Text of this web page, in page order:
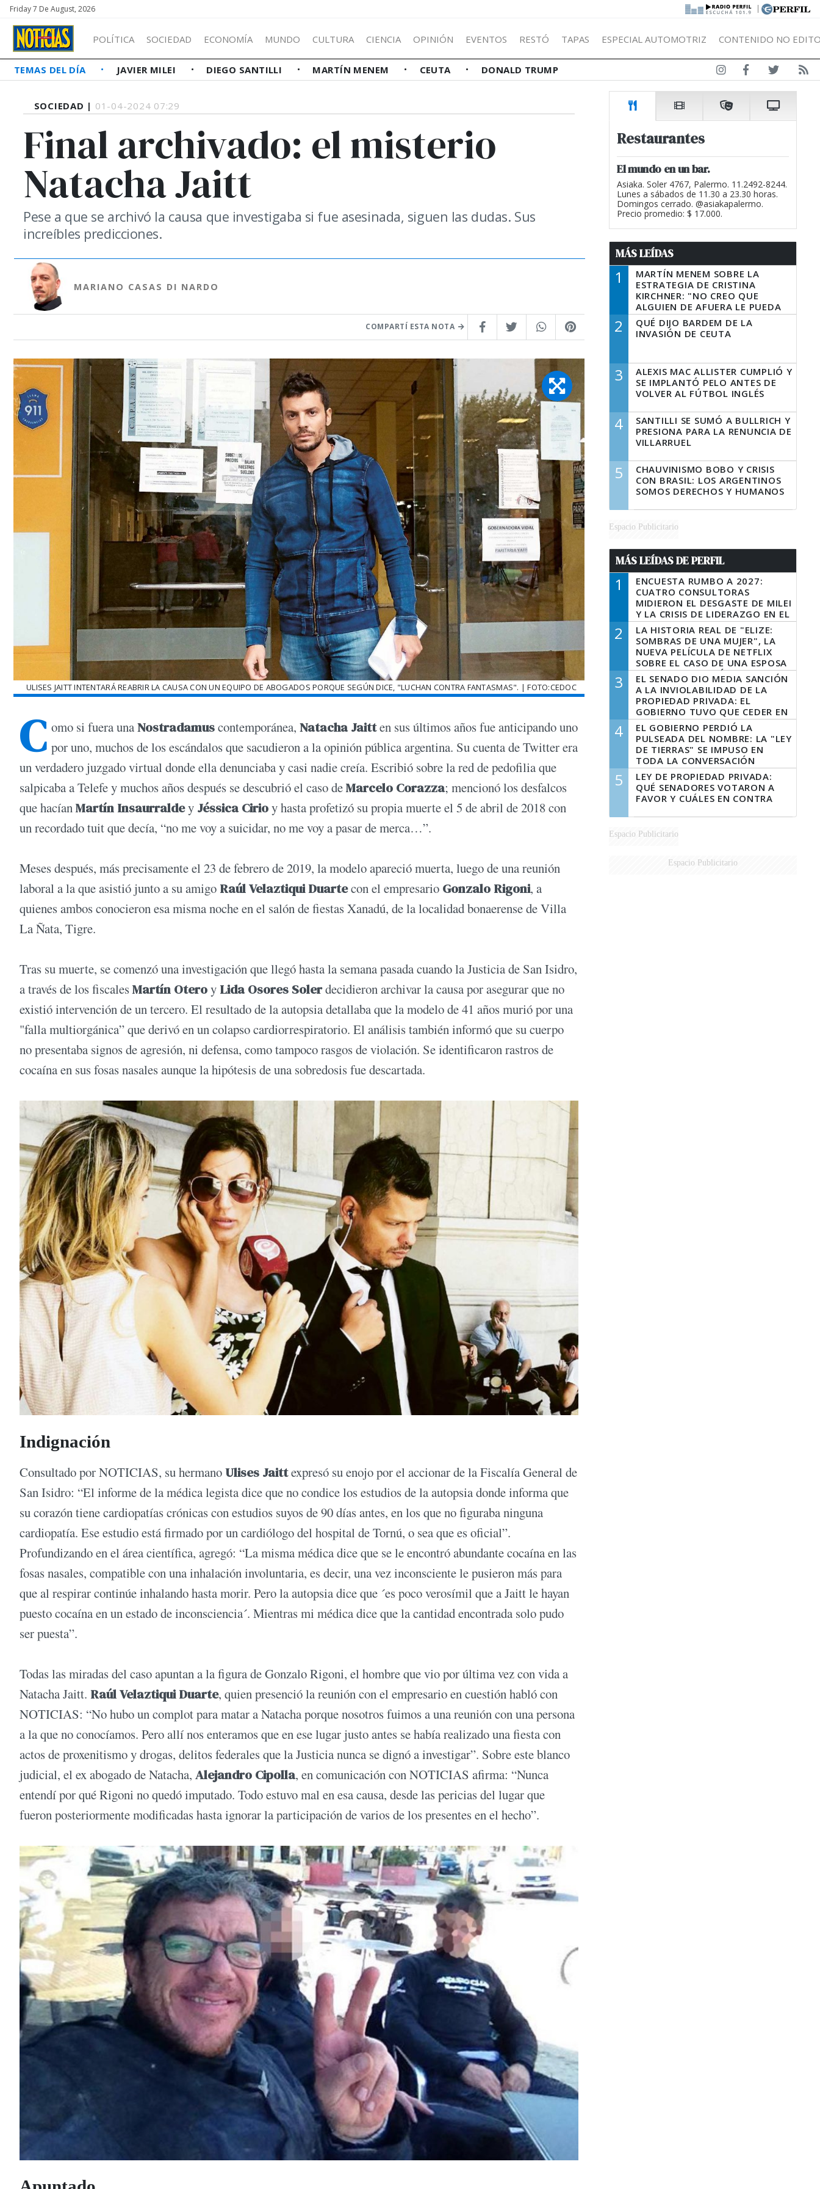
Friday 7 De August, 2026 |
POLÍTICA SOCIEDAD ECONOMÍA MUNDO CULTURA CIENCIA OPINIÓN EVENTOS RESTÓ TAPAS ESPECIAL AUTOMOTRIZ CONTENIDO NO
TEMAS DEL DÍA JAVIER MILEI DIEGO SANTILLI MARTÍN MENEM CEUTA DONALD TRUMP
SOCIEDAD | 01-04-2024 07:29
Final archivado: el misterio
Natacha Jaitt
Pese a que se archivó la causa que investigaba si fue asesinada, siguen las dudas. Sus
increíbles predicciones.
MARIANO CASAS DI NARDO
COMPARTÍ ESTA NOTA
ULISES JAITT INTENTARÁ REABRIR LA CAUSA CON UN EQUIPO DE ABOGADOS PORQUE SEGÚN DICE, "LUCHAN CONTRA FANTASMAS". | FOTO:CEDOC
C omo si fuera unaNostradamuscontemporánea, Natacha Jaitten sus últimos años fue anticipando uno
por uno, muchos de los escándalos que sacudieron a la opinión pública argentina. Su cuenta de Twitter era
un verdadero juzgado virtual donde ella denunciaba y casi nadie creía. Escribió sobre la red de pedofilia que
salpicaba a Telefe y muchos años después se descubrió el caso deMarcelo Corazza; mencionó los desfalcos
que hacíanMartín Insaurraldey Jéssica Cirioy hasta profetizó su propia muerte el 5 de abril de 2018 con
un recordado tuit que decía, “no me voy a suicidar, no me voy a pasar de merca…”.
Meses después, más precisamente el 23 de febrero de 2019, la modelo apareció muerta, luego de una reunión
laboral a la que asistió junto a su amigo Raúl Velaztiqui Duartecon el empresario Gonzalo Rigoni, a
quienes ambos conocieron esa misma noche en el salón de fiestas Xanadú, de la localidad bonaerense de Villa
La Ñata, Tigre.
Tras su muerte, se comenzó una investigación que llegó hasta la semana pasada cuando la Justicia de San Isidro,
a través de los fiscalesMartín Oteroy Lida Osores Solerdecidieron archivar la causa por asegurar que no
existió intervención de un tercero. El resultado de la autopsia detallaba que la modelo de 41 años murió por una
"falla multiorgánica” que derivó en un colapso cardiorrespiratorio. El análisis también informó que su cuerpo
no presentaba signos de agresión, ni defensa, como tampoco rasgos de violación. Se identificaron rastros de
cocaína en sus fosas nasales aunque la hipótesis de una sobredosis fue descartada.
Indignación
Consultado por NOTICIAS, su hermanoUlises Jaittexpresó su enojo por el accionar de la Fiscalía General de
San Isidro: “El informe de la médica legista dice que no condice los estudios de la autopsia donde informa que
su corazón tiene cardiopatías crónicas con estudios suyos de 90 días antes, en los que no figuraba ninguna
cardiopatía. Ese estudio está firmado por un cardiólogo del hospital de Tornú, o sea que es oficial”.
Profundizando en el área científica, agregó: “La misma médica dice que se le encontró abundante cocaína en las
fosas nasales, compatible con una inhalación involuntaria, es decir, una vez inconsciente le pusieron más para
que al respirar continúe inhalando hasta morir. Pero la autopsia dice que ´es poco verosímil que a Jaitt le hayan
puesto cocaína en un estado de inconsciencia´. Mientras mi médica dice que la cantidad encontrada solo pudo
ser puesta”.
Todas las miradas del caso apuntan a la figura de Gonzalo Rigoni, el hombre que vio por última vez con vida a
Natacha Jaitt. Raúl Velaztiqui Duarte, quien presenció la reunión con el empresario en cuestión habló con
NOTICIAS: “No hubo un complot para matar a Natacha porque nosotros fuimos a una reunión con una persona
a la que no conocíamos. Pero allí nos enteramos que en ese lugar justo antes se había realizado una fiesta con
actos de proxenitismo y drogas, delitos federales que la Justicia nunca se dignó a investigar”. Sobre este blanco
judicial, el ex abogado de Natacha, Alejandro Cipolla, en comunicación con NOTICIAS afirma: “Nunca
entendí por qué Rigoni no quedó imputado. Todo estuvo mal en esa causa, desde las pericias del lugar que
fueron posteriormente modificadas hasta ignorar la participación de varios de los presentes en el hecho”.
Restaurantes
El mundo en un bar.
Asiaka. Soler 4767, Palermo. 11.2492-8244.
Lunes a sábados de 11.30 a 23.30 horas.
Domingos cerrado. @asiakapalermo.
Precio promedio: $ 17.000.
MÁS LEÍDAS
1
MARTÍN MENEM SOBRE LA
ESTRATEGIA DE CRISTINA
KIRCHNER: "NO CREO QUE
ALGUIEN DE AFUERA LE PUEDA
DECIR A LA JUSTICIA LO QUE
TIENE QUE HACER"
2
QUÉ DIJO BARDEM DE LA
INVASIÓN DE CEUTA
3
ALEXIS MAC ALLISTER CUMPLIÓ Y
SE IMPLANTÓ PELO ANTES DE
VOLVER AL FÚTBOL INGLÉS
4
SANTILLI SE SUMÓ A BULLRICH Y
PRESIONA PARA LA RENUNCIA DE
VILLARRUEL
5
CHAUVINISMO BOBO Y CRISIS
CON BRASIL: LOS ARGENTINOS
SOMOS DERECHOS Y HUMANOS
Espacio Publicitario
MÁS LEÍDAS DE PERFIL
1
ENCUESTA RUMBO A 2027:
CUATRO CONSULTORAS
MIDIERON EL DESGASTE DE MILEI
Y LA CRISIS DE LIDERAZGO EN EL
PERONISMO
2
LA HISTORIA REAL DE "ELIZE:
SOMBRAS DE UNA MUJER", LA
NUEVA PELÍCULA DE NETFLIX
SOBRE EL CASO DE UNA ESPOSA
QUE DESCUARTIZÓ A SU
MARIDO
3
EL SENADO DIO MEDIA SANCIÓN
A LA INVIOLABILIDAD DE LA
PROPIEDAD PRIVADA: EL
GOBIERNO TUVO QUE CEDER EN
LA LEY DEL MANEJO DEL FUEGO
4
EL GOBIERNO PERDIÓ LA
PULSEADA DEL NOMBRE: LA "LEY
DE TIERRAS" SE IMPUSO EN
TODA LA CONVERSACIÓN
DIGITAL
5
LEY DE PROPIEDAD PRIVADA:
QUÉ SENADORES VOTARON A
FAVOR Y CUÁLES EN CONTRA
Espacio Publicitario
Espacio Publicitario